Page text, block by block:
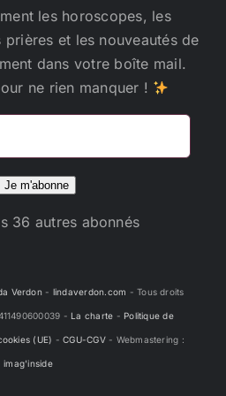
les horoscopes, les
prières et les nouveautés de
dans votre boîte mail.
ne rien manquer !
Je m'abonne
36 autres abonnés
Verdon- lindaverdon.com - Tous droits
- La charte - Politique de
(UE) -CGU-CGV- Webmastering :
imag'inside